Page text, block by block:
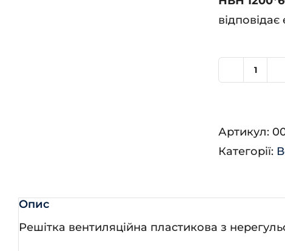
Артикул:
Категорії:
Опис
Решітка вентиляційна пластикова з